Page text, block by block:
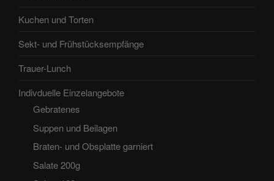
Kuchen und Torten
Sekt- und Frühstücksempfänge
Trauer-Lunch
Indivduelle Einzelangebote
Gebratenes
Suppen und Beilagen
Braten- und Obsplatte garniert
Salate 200g